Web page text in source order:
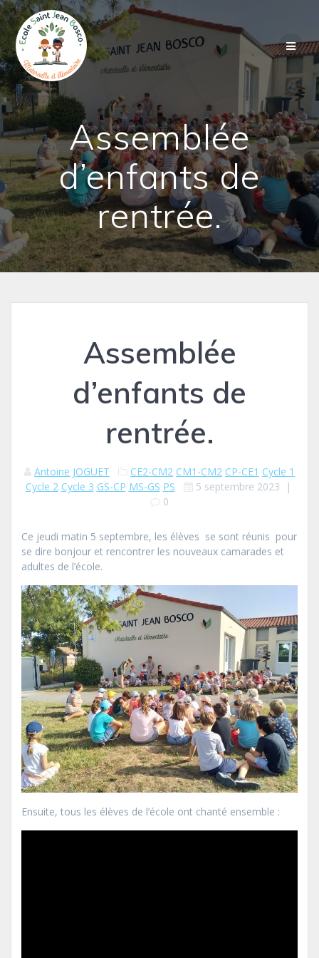
Passer
au
contenu
Assemblée
d’enfants de
rentrée.
Assemblée
d’enfants de
rentrée.
Antoine JOGUET CE2-CM2 CM1-CM2 CP-CE1 Cycle 1
Cycle 2 Cycle 3 GS-CP MS-GS PS 5 septembre 2023 |
0
Ce jeudi matin 5 septembre, les élèves se sont réunis pour
se dire bonjour et rencontrer les nouveaux camarades et
adultes de l’école.
Ensuite, tous les élèves de l’école ont chanté ensemble :